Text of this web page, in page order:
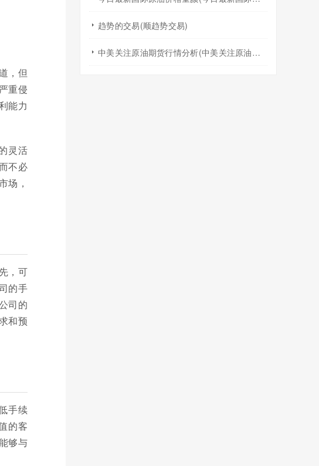
，但
重侵
能力
灵活
不必
场，
，可
的手
司的
和预
手续
的客
够与
趋势的交易(顺趋势交易)
中美关注原油期货行情分析(中美关注原油期货行情分析报告)